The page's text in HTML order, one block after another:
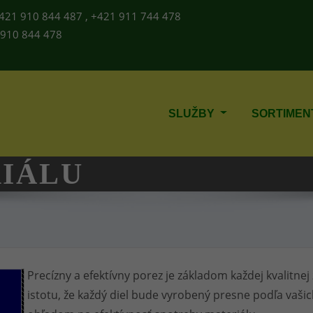
910 844 487 , +421 911 744 478
844 478
SLUŽBY
Precízny a efektívny porez je základom každej
istotu, že každý diel bude vyrobený presne podľa